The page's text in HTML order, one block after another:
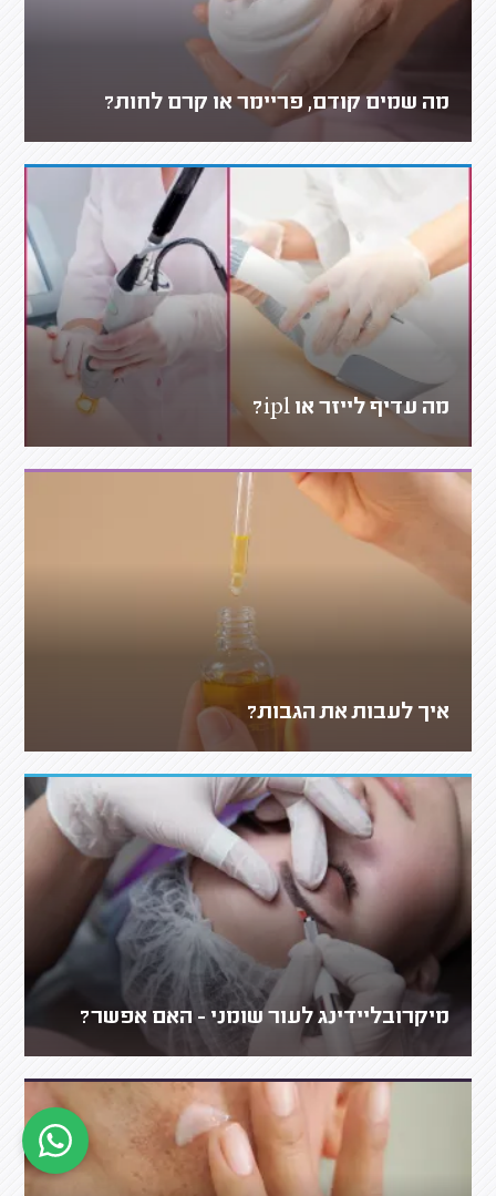
מה שמים קודם, פריימר או קרם לחות?
מה עדיף לייזר או ipl?
איך לעבות את הגבות?
מיקרובליידינג לעור שומני - האם אפשר?